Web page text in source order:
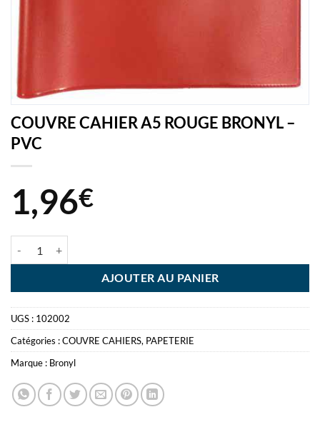
COUVRE CAHIER A5 ROUGE BRONYL –
PVC
1,96€
AJOUTER AU PANIER
UGS : 102002
Catégories :COUVRE CAHIERS, PAPETERIE
Marque : Bronyl